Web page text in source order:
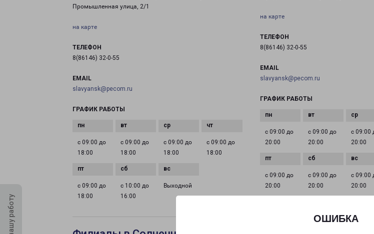
ОШИБКА
Промышленная улица, 2/1
на карте
ТЕЛЕФОН
8(86146) 32-0-55
EMAIL
slavyansk@pecom.ru
ГРАФИК РАБОТЫ
с 09:00 до
18:00
с 09:00 до
18:00
с 09:00 до
18:00
с 09:00 до
18:00
с 09:00 до
18:00
с 10:00 до
16:00
Выходной
на карте
ТЕЛЕФОН
8(86146) 32-0-55
EMAIL
slavyansk@pecom.ru
ГРАФИК РАБОТЫ
с 09:00 до
20:00
с 09:00 до
20:00
с 09:00
20:00
с 09:00 до
20:00
с 09:00 до
20:00
с 09:00
20:00